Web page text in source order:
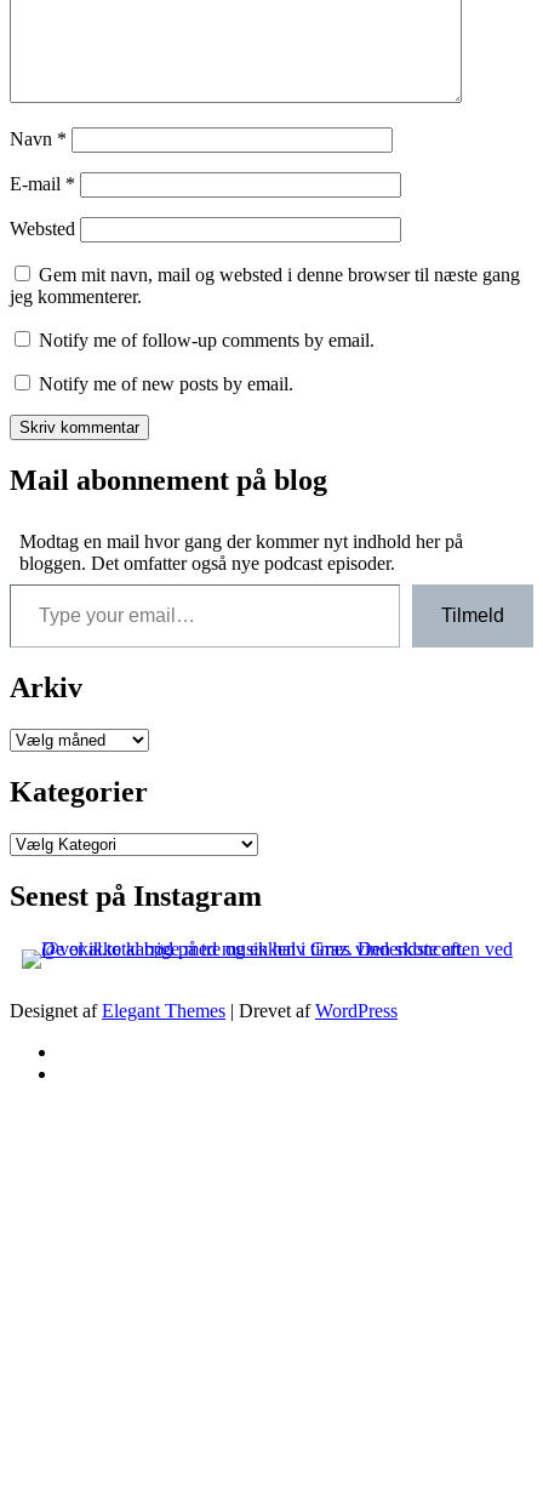
Navn *
E-mail *
Websted
Gem mit navn, mail og websted i denne browser til næste gang
jeg kommenterer.
Notify me of follow-up comments by email.
Notify me of new posts by email.
Mail abonnement på blog
Modtag en mail hvor gang der kommer nyt indhold her på
bloggen. Det omfatter også nye podcast episoder.
Type your email…
Tilmeld
Arkiv
Arkiver
Kategorier
Kategorier
Senest på Instagram
Designet afElegant Themes | Drevet afWordPress